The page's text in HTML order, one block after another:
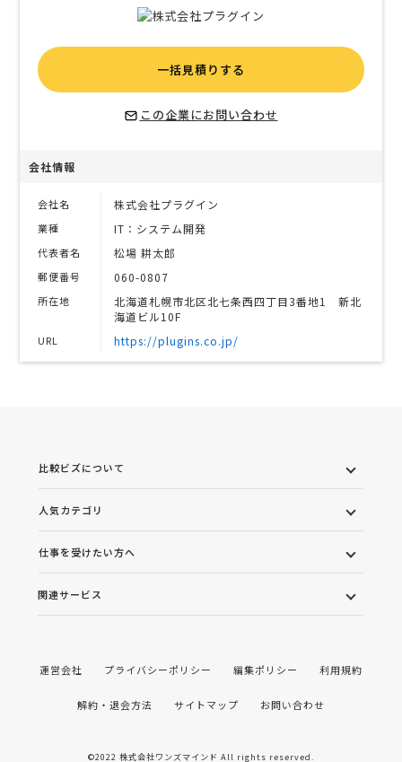
一括見積りする
この企業にお問い合わせ
会社情報
会社名 株式会社プラグイン
業種 IT：システム開発
代表者名 松場 耕太郎
郵便番号 060-0807
所在地
北海道札幌市北区北七条西四丁目3番地1 新北
海道ビル10F
URL https://plugins.co.jp/
比較ビズについて
人気カテゴリ
仕事を受けたい方へ
関連サービス
運営会社 プライバシーポリシー 編集ポリシー 利用規約
解約・退会方法 サイトマップ お問い合わせ
©2022 株式会社ワンズマインド All rights reserved.